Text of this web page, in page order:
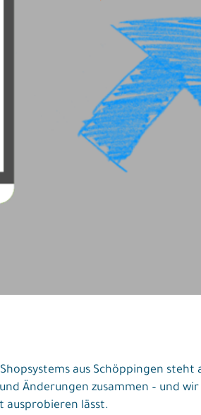
aus Schöppingen steht
Änderungen zusammen – und
ausprobieren lässt.